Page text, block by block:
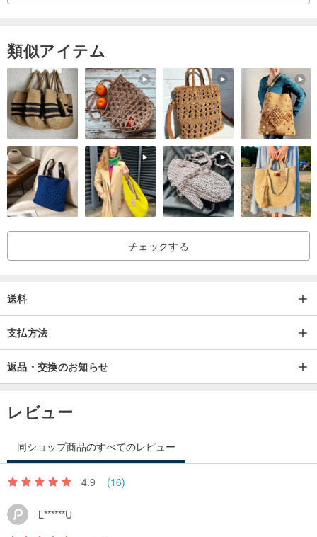
類似アイテム
チェックする
送料
支払方法
返品・交換のお知らせ
レビュー
同ショップ商品のすべてのレビュー
4.9 (16)
L******U